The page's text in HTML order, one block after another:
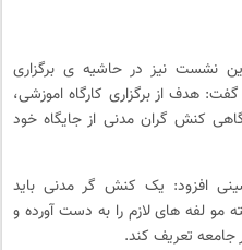
نشست نیز در حاشیه ی برگزاری
گفت: هدف از برگزاری کارگاه اموزشی،
کنش گران مدنی از جایگاه خود
افزود: یک کنش گر مدنی باید
مو لفه های لازم را به دست آورده و
جامعه تعریف کند.